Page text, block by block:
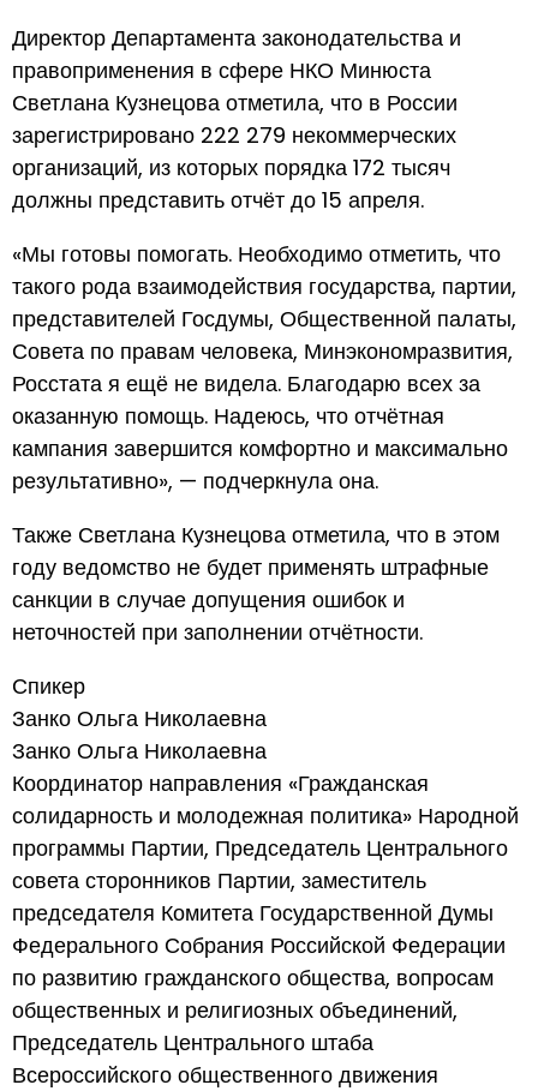
Директор Департамента законодательства и
правоприменения в сфере НКО Минюста
Светлана Кузнецова отметила, что в России
зарегистрировано 222 279 некоммерческих
организаций, из которых порядка 172 тысяч
должны представить отчёт до 15 апреля.
«Мы готовы помогать. Необходимо отметить, что
такого рода взаимодействия государства, партии,
представителей Госдумы, Общественной палаты,
Совета по правам человека, Минэкономразвития,
Росстата я ещё не видела. Благодарю всех за
оказанную помощь. Надеюсь, что отчётная
кампания завершится комфортно и максимально
результативно», — подчеркнула она.
Также Светлана Кузнецова отметила, что в этом
году ведомство не будет применять штрафные
санкции в случае допущения ошибок и
неточностей при заполнении отчётности.
Спикер
Занко Ольга Николаевна
Занко Ольга Николаевна
Координатор направления «Гражданская
солидарность и молодежная политика» Народной
программы Партии, Председатель Центрального
совета сторонников Партии, заместитель
председателя Комитета Государственной Думы
Федерального Собрания Российской Федерации
по развитию гражданского общества, вопросам
общественных и религиозных объединений,
Председатель Центрального штаба
Всероссийского общественного движения